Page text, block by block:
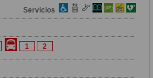
Servicios
1 2